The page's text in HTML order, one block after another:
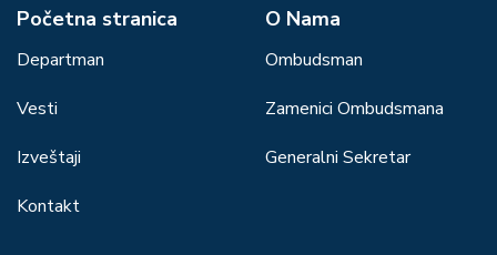
Početna stranica
Departman
Vesti
Izveštaji
Kontakt
О Nama
Ombudsman
Zamenici Ombudsmana
Generalni Sekretar